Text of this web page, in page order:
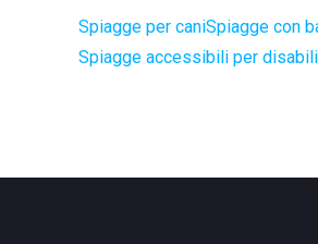
Spiagge per caniSpiagge con
Spiagge accessibili per disabili